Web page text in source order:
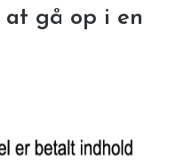
gå op i en